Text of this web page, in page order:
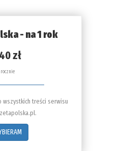
- na 1 rok
zł
rocznie
treści serwisu